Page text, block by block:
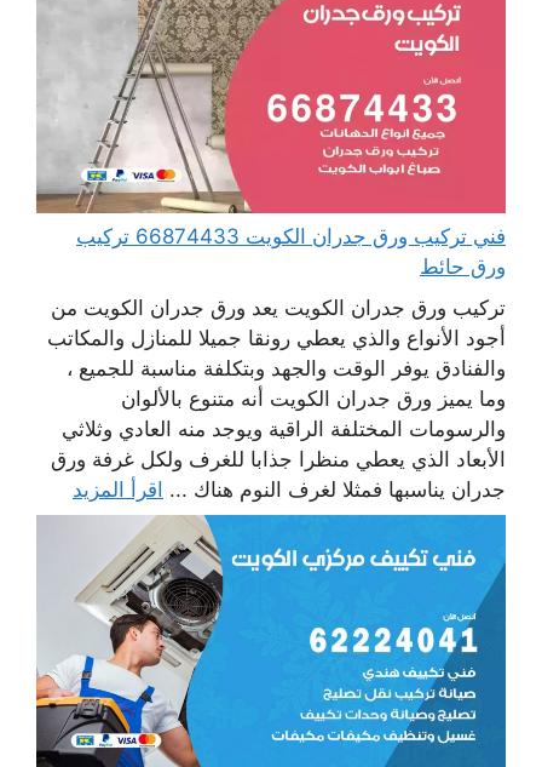
فني تركيب ورق جدران الكويت 66874433 تركيب
ورق حائط
تركيب ورق جدران الكويت يعد ورق جدران الكويت من
أجود الأنواع والذي يعطي رونقا جميلا للمنازل والمكاتب
والفنادق يوفر الوقت والجهد وبتكلفة مناسبة للجميع ،
وما يميز ورق جدران الكويت أنه متنوع بالألوان
والرسومات المختلفة الراقية ويوجد منه العادي وثلاثي
الأبعاد الذي يعطي منظرا جذابا للغرف ولكل غرفة ورق
جدران يناسبها فمثلا لغرف النوم هناك ... اقرأ المزيد